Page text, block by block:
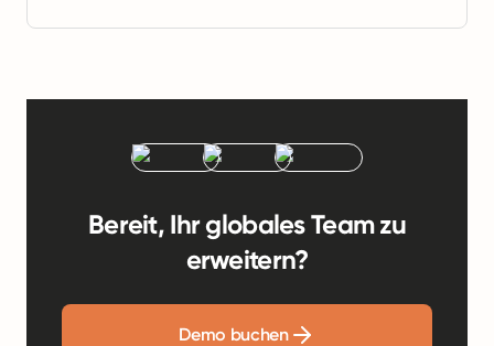
Bereit, Ihr globales Team zu
erweitern?
Demo buchen